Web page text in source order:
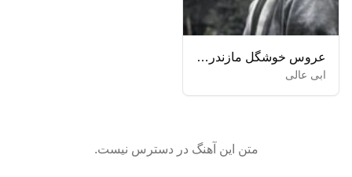
عروس خوشگل مازندرانی
ابی عالی
متن این آهنگ در دسترس نیست.